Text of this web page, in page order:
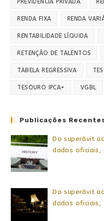
PREVIDÊNCIA PRIVADA
RENDA FIXA RENDA
RENTABILIDADE LÍQUIDA
RETENÇÃO DE TALENTOS
TABELA REGRESSIVA
TESOURO IPCA+ VGBL
Publicações
Do superávit
dados oficiais,
Do superávit
dados oficiais,